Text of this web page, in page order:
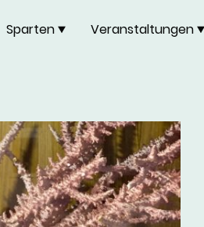
Sparten Veranstaltungen